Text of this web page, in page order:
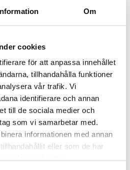
Om
cookies
för att anpassa innehållet
tillhandahålla funktioner
vår trafik. Vi
identifierare och annan
till de sociala medier och
som vi samarbetar med.
informationen med annan
eller som de har
KAOS KLAPP®
Recycled Charcoal
Black